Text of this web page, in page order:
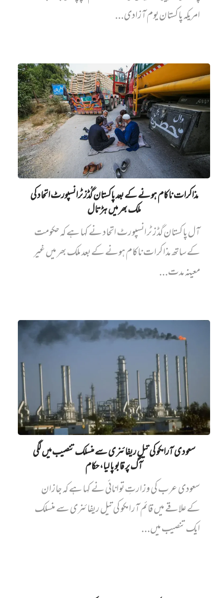
امریکہ پاکستان یوم آزادی...
مذاکرات ناکام ہونے کے بعد پاکستان گُڈز ٹرانسپورٹ اتحاد کی
ملک بھر میں ہڑتال
آل پاکستان گڈز ٹرانسپورٹ اتحاد نے کہا ہے کہ حکومت
کے ساتھ مذاکرات ناکام ہونے کے بعد ملک بھر میں غیر
معینہ مدت...
سعودی آرامکو کی تیل ریفائنری سے منسلک تنصیب میں‌ لگی
آگ پر قابو پا لیا، حکام
سعودی عرب کی وزارتِ توانائی نے کہا ہے کہ جازان
کے علاقے میں قائم آرامکو کی تیل ریفائنری سے منسلک
ایک تنصیب میں...